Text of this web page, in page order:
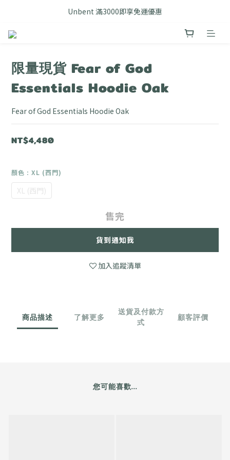
FB搜尋優惠社群 🔎 DOUSHOP 選貨
Unbent 滿3000即享免運優惠
限量現貨 Fear of God
Essentials Hoodie Oak
Fear of God Essentials Hoodie Oak
NT$4,480
顏色 : XL (西門)
XL (西門)
售完
貨到通知我
加入追蹤清單
商品描述 了解更多
送貨及付款方
式
顧客評價
您可能喜歡...